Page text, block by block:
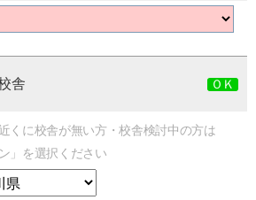
舎
くに校舎が無い方・校舎検討中の方は
」を選択ください